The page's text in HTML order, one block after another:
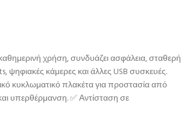
χρήση, συνδυάζει ασφάλεια, σταθερή
ψηφιακές κάμερες και άλλες USB συσκευές.
κυκλωματικό πλακέτα για προστασία από
υπερθέρμανση. ✅ Αντίσταση σε